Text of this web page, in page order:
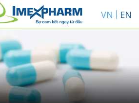
VN EN